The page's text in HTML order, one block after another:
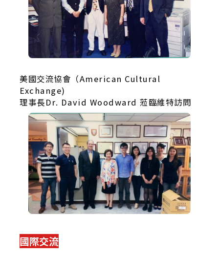
美國交流協會（American Cultural
Exchange)
理事長Dr. David Woodward 蒞臨維特訪問
國際交流